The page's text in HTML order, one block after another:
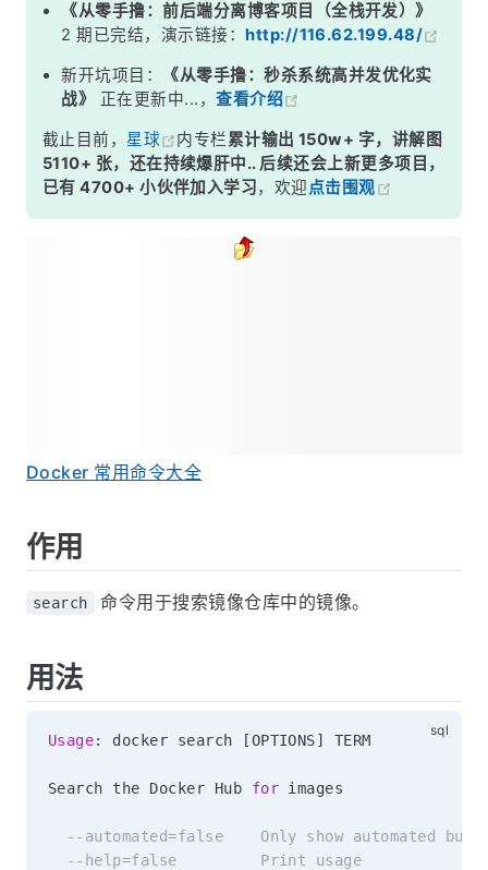
《从零手撸：前后端分离博客项目（全栈开发）》
2 期已完结，演示链接： http://116.62.199.48/
新开坑项目：
《从零手撸：秒杀系统高并发优化实
战》
正在更新中...，查看介绍
截止目前， 星球 内专栏累计输出 150w+ 字，讲解图
5110+ 张，还在持续爆肝中.. 后续还会上新更多项目，
已有 4700+ 小伙伴加入学习，欢迎点击围观
Docker 常用命令大全
作用
search 命令用于搜索镜像仓库中的镜像。
用法
Usage: docker search [OPTIONS] TERM
Search the Docker Hub for images
--automated=false    Only show automated
--help=false         Print usage